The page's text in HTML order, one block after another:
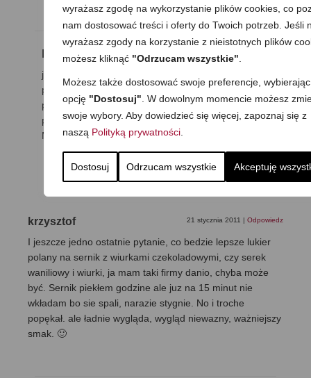
wyrażasz zgodę na wykorzystanie plików cookies, co
nam dostosować treści i oferty do Twoich potrzeb. Jeśli
wyrażasz zgody na korzystanie z nieistotnych plików
możesz kliknąć "Odrzucam wszystkie"
Możesz także dostosować swoje preferencje, wybierając
opcję "Dostosuj" . W dowolnym momencie możesz
swoje wybory. Aby dowiedzieć się więcej, zapoznaj się z
naszą Polityką prywatności.
Dostosuj Odrzucam wszystkie Akceptuję
MaGda
jak najbardziej:) co więcej tak jest bardzo
pysznie:):):) ja nie miałam akurat sera (to był
posiłek na szybko), więc zrobiłam wersję mega-
podstawową:)
M.
krzysztof 21 stycznia 2011 | Odpowiedz
I jeszcze jedno ostatnie pytanie, co bedzie lepsze lukier
polany na sernik z wiurkami czekoladowymi, czy serek
waniliowy i wiurki, ja mam taki firmy danio, chyba może
być. Sernik piekłem godzine ale juz na 15 minut nie
wkładam bo sie spali, narazie stygnie. No i troche
popękał. ale ładnie wygląda, wygląd niewazny, ważniejszy
smak. 🙂